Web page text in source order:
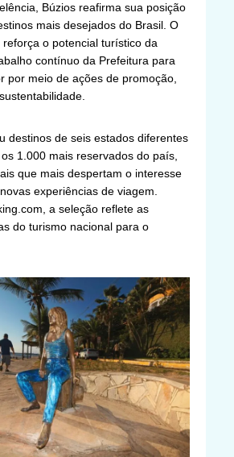
Búzios reafirma sua posição
mais desejados do Brasil. O
o potencial turístico da
contínuo da Prefeitura para
por meio de ações de promoção,
destinos de seis estados diferentes
1.000 mais reservados do país,
que mais despertam o interesse
experiências de viagem.
a seleção reflete as
do turismo nacional para o